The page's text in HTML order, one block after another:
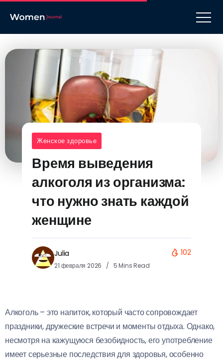
Женское здоровье
Время выведения
алкоголя из организма:
что нужно знать каждой
женщине
Julia
21 февраля 2026 5 Mins Read
102
Алкоголь – это напиток, который часто сопровождает
праздники, дружеские встречи и моменты отдыха. Однако,
несмотря на кажущуюся безобидность, его употребление
имеет серьезные последствия для здоровья, особенно